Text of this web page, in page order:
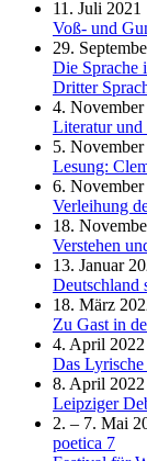
11. Juli 2021
Voß- und
29.
Die Sprache
Dritter
4. November
Literatur und
5. November
Lesung:
6. November
Verleihung
18.
Verstehen
13. Januar
Deutschland
18. März
Zu Gast in
4. April 2022
Das
8. April 2022
Leipziger
2. – 7. Mai
poetica 7